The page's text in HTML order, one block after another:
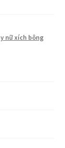
nữ xích bông